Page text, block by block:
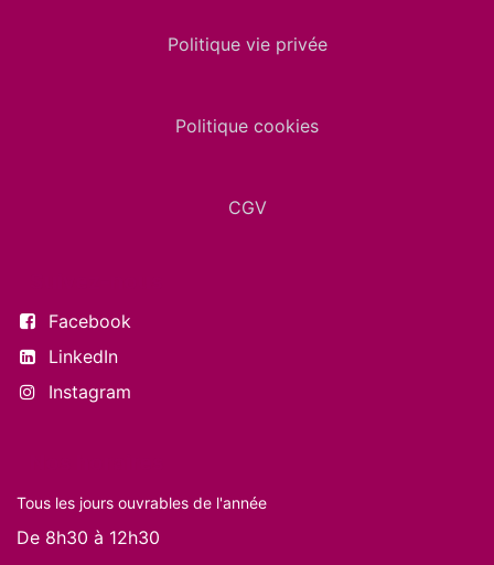
Politique vie privée
Politique cookies
CGV
Facebook
LinkedIn
Instagram
Tous les jours ouvrables de l'année
De 8h30 à 12h30